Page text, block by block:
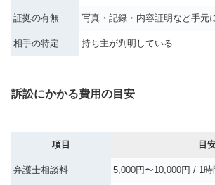
証拠の有無 写真・記録・内容証明など手元
相手の特定 持ち主が判明している
訴訟にかかる費用の目安
項目 目
弁護士相談料 5,000円〜10,000円 / 1時